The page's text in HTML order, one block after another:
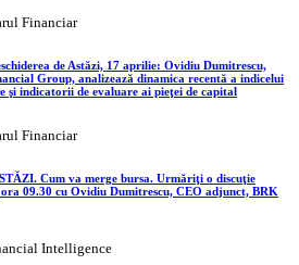
Financiar
de Astăzi, 17 aprilie: Ovidiu Dumitrescu,
Group, analizează dinamica recentă a indicelui
şi indicatorii de evaluare ai pieţei de capital
Financiar
Cum va merge bursa. Urmăriţi o discuţie
09.30 cu Ovidiu Dumitrescu, CEO adjunct, BRK
Intelligence